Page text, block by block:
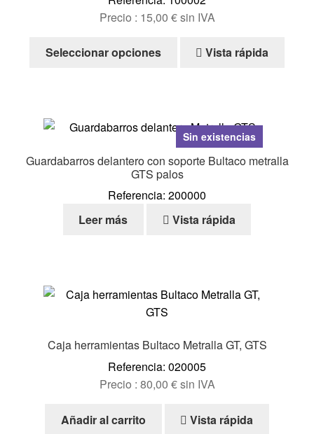
Precio : 15,00 €sin IVA
Seleccionar opciones
Este
producto
Las
opciones
se
elegir
en
producto
Vista rápida
Sin existencias
Guardabarros delantero con soporte Bultaco metralla
GTS palos
Referencia: 200000
Leer más
Vista rápida
Caja herramientas Bultaco Metralla GT, GTS
Referencia: 020005
Precio : 80,00 €sin IVA
Añadir al carrito Vista rápida